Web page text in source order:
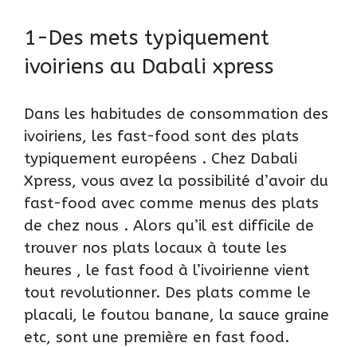
1-Des mets typiquement
ivoiriens au Dabali xpress
Dans les habitudes de consommation des
ivoiriens, les fast-food sont des plats
typiquement européens . Chez Dabali
Xpress, vous avez la possibilité d’avoir du
fast-food avec comme menus des plats
de chez nous . Alors qu’il est difficile de
trouver nos plats locaux à toute les
heures , le fast food à l’ivoirienne vient
tout revolutionner. Des plats comme le
placali, le foutou banane, la sauce graine
etc, sont une première en fast food.